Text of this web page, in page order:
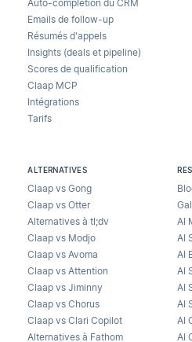
Auto-complétion du CRM
Emails de follow-up
Résumés d'appels
Insights (deals et pipeline)
Scores de qualification
Claap MCP
Intégrations
Tarifs
ALTERNATIVES
Claap vs Gong
Claap vs Otter
Alternatives à tl;dv
Claap vs Modjo
Claap vs Avoma
Claap vs Attention
Claap vs Jiminny
Claap vs Chorus
Claap vs Clari Copilot
Alternatives à Fathom
AI
AI
AI
AI
AI
AI
AI
AI